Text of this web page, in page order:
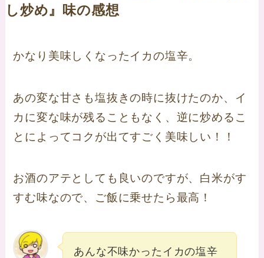
し炒め』味の感想
かなり美味しくなったイカの塩辛。
あの変な甘さも塩抜きの時に抜けたのか、イ
カに変な味が残ることもなく、逆に炒めるこ
とによってコクが出てすごく美味しい！！
お酒のアテとしても良いのですが、白米がす
すむ味なので、ご飯に乗せたら最高！
あんな不味かったイカの塩辛